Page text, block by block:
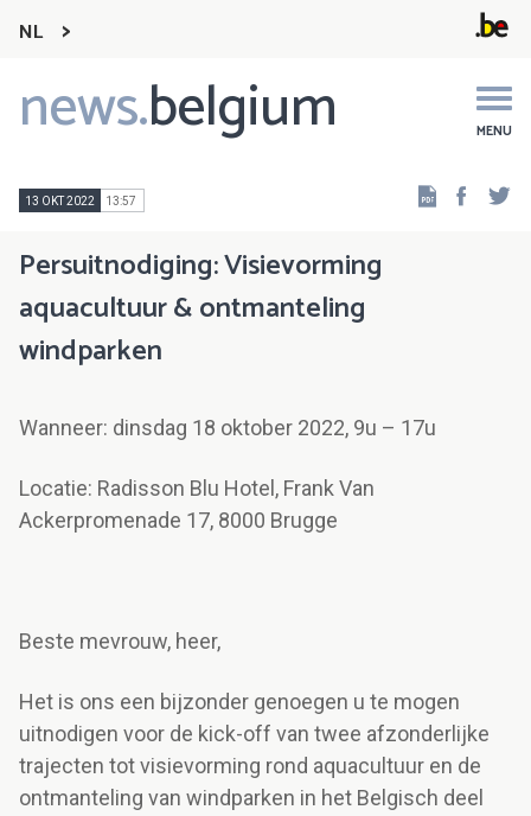
NL
news.belgium MENU
Main
navigation
13 OKT 2022 13:57
Persuitnodiging: Visievorming
aquacultuur & ontmanteling
windparken
Wanneer: dinsdag 18 oktober 2022, 9u – 17u
Locatie: Radisson Blu Hotel, Frank Van
Ackerpromenade 17, 8000 Brugge
Beste mevrouw, heer,
Het is ons een bijzonder genoegen u te mogen
uitnodigen voor de kick-off van twee afzonderlijke
trajecten tot visievorming rond aquacultuur en de
ontmanteling van windparken in het Belgisch deel